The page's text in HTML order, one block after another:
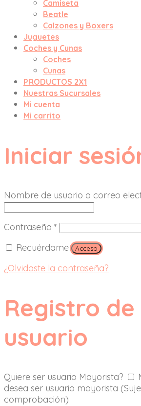
Camiseta
Beatle
Calzones y Boxers
Juguetes
Coches y Cunas
Coches
Cunas
PRODUCTOS 2X1
Nuestras Sucursales
Mi cuenta
Mi carrito
Iniciar
Nombre de usuario o correo
Contraseña *
Recuérdame
Acceso
¿Olvidaste la contraseña?
Registro de
usuario
Quiere ser usuario Mayorista?
desea ser usuario mayorista
comprobación)